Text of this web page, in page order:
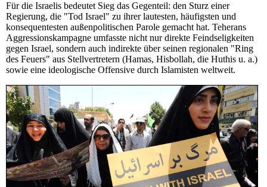
Für die Israelis bedeutet Sieg das Gegenteil: den Sturz einer
Regierung, die "Tod Israel" zu ihrer lautesten, häufigsten und
konsequentesten außenpolitischen Parole gemacht hat. Teherans
Aggressionskampagne umfasste nicht nur direkte Feindseligkeiten
gegen Israel, sondern auch indirekte über seinen regionalen "Ring
des Feuers" aus Stellvertretern (Hamas, Hisbollah, die Huthis u. a.)
sowie eine ideologische Offensive durch Islamisten weltweit.